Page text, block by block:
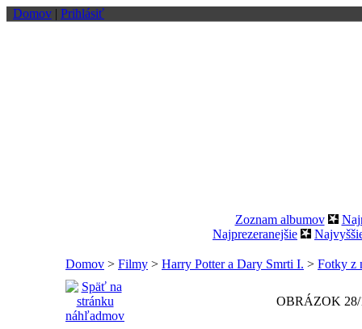
Domov | Prihlásiť
Zoznam albumov
Najprezeranejšie
Domov > Filmy > Harry Potter a Dary Smrti I. > Fotky z
OBRÁZOK 28/